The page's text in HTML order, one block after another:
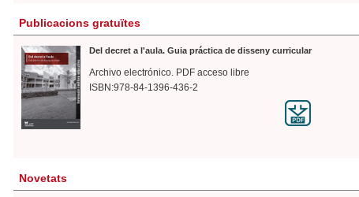
Publicacions gratuïtes
Del decret a l'aula. Guia práctica de disseny curricular
Archivo electrónico. PDF acceso libre
ISBN:978-84-1396-436-2
Novetats